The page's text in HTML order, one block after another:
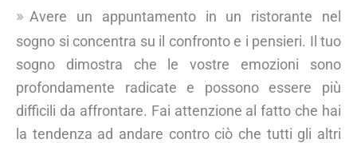
Avere un appuntamento in un ristorante nel
sogno si concentra su il confronto e i pensieri. Il tuo
sogno dimostra che le vostre emozioni sono
profondamente radicate e possono essere più
difficili da affrontare. Fai attenzione al fatto che hai
la tendenza ad andare contro ciò che tutti gli altri